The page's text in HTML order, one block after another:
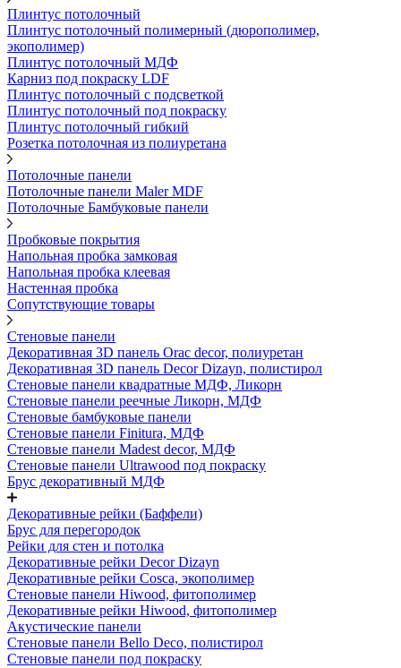
Плинтус потолочный
Плинтус потолочный полимерный (дюрополимер,
экополимер)
Плинтус потолочный МДФ
Карниз под покраску LDF
Плинтус потолочный с подсветкой
Плинтус потолочный под покраску
Плинтус потолочный гибкий
Розетка потолочная из полиуретана
Потолочные панели
Потолочные панели Maler MDF
Потолочные Бамбуковые панели
Пробковые покрытия
Напольная пробка замковая
Напольная пробка клеевая
Настенная пробка
Сопутствующие товары
Стеновые панели
Декоративная 3D панель Orac decor, полиуретан
Декоративная 3D панель Decor Dizayn, полистирол
Стеновые панели квадратные МДФ, Ликорн
Стеновые панели реечные Ликорн, МДФ
Стеновые бамбуковые панели
Стеновые панели Finitura, МДФ
Стеновые панели Madest decor, МДФ
Стеновые панели Ultrawood под покраску
Брус декоративный МДФ
Декоративные рейки (Баффели)
Брус для перегородок
Рейки для стен и потолка
Декоративные рейки Decor Dizayn
Декоративные рейки Cosca, экополимер
Стеновые панели Hiwood, фитополимер
Декоративные рейки Hiwood, фитополимер
Акустические панели
Стеновые панели Bello Deco, полистирол
Стеновые панели под покраску